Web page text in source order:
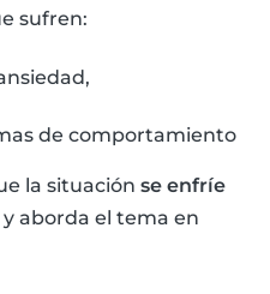
sufren:
de comportamiento
la situación se enfríe
y aborda el tema en